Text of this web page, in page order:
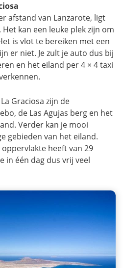
afstand van Lanzarote, ligt
kan een leuke plek zijn om
is vlot te bereiken met een
er niet. Je zult je auto dus bij
en het eiland per 4 × 4 taxi
Graciosa zijn de
de Las Agujas berg en het
Verder kan je mooi
gebieden van het eiland.
heeft van 29
in één dag dus vrij veel